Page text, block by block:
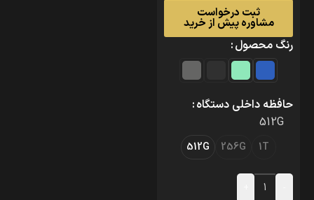
ثبت درخواست
مشاوره پیش از خرید
رنگ محصول
حافظه داخلی دستگاه
512G
1T
256G
512G